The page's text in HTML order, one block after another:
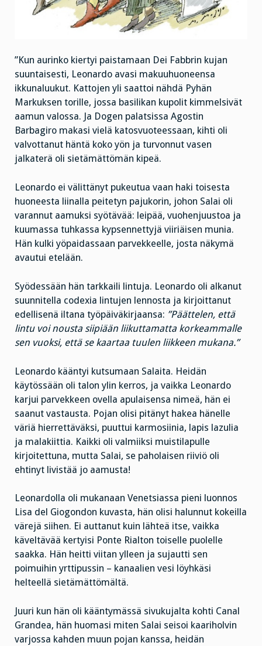
”Kun aurinko kiertyi paistamaan Dei Fabbrin kujan
suuntaisesti, Leonardo avasi makuuhuoneensa
ikkunaluukut. Kattojen yli saattoi nähdä Pyhän
Markuksen torille, jossa basilikan kupolit kimmelsivät
aamun valossa. Ja Dogen palatsissa Agostin
Barbagiro makasi vielä katosvuoteessaan, kihti oli
valvottanut häntä koko yön ja turvonnut vasen
jalkaterä oli sietämättömän kipeä.
Leonardo ei välittänyt pukeutua vaan haki toisesta
huoneesta liinalla peitetyn pajukorin, johon Salai oli
varannut aamuksi syötävää: leipää, vuohenjuustoa ja
kuumassa tuhkassa kypsennettyjä viiriäisen munia.
Hän kulki yöpaidassaan parvekkeelle, josta näkymä
avautui etelään.
Syödessään hän tarkkaili lintuja. Leonardo oli alkanut
suunnitella codexia lintujen lennosta ja kirjoittanut
edellisenä iltana työpäiväkirjaansa: ”Päättelen, että
lintu voi nousta siipiään liikuttamatta korkeammalle
sen vuoksi, että se kaartaa tuulen liikkeen mukana.”
Leonardo kääntyi kutsumaan Salaita. Heidän
käytössään oli talon ylin kerros, ja vaikka Leonardo
karjui parvekkeen ovella apulaisensa nimeä, hän ei
saanut vastausta. Pojan olisi pitänyt hakea hänelle
väriä hierrettäväksi, puuttui karmosiinia, lapis lazulia
ja malakiittia. Kaikki oli valmiiksi muistilapulle
kirjoitettuna, mutta Salai, se paholaisen riiviö oli
ehtinyt livistää jo aamusta!
Leonardolla oli mukanaan Venetsiassa pieni luonnos
Lisa del Giogondon kuvasta, hän olisi halunnut kokeilla
värejä siihen. Ei auttanut kuin lähteä itse, vaikka
käveltävää kertyisi Ponte Rialton toiselle puolelle
saakka. Hän heitti viitan ylleen ja sujautti sen
poimuihin yrttipussin – kanaalien vesi löyhkäsi
helteellä sietämättömältä.
Juuri kun hän oli kääntymässä sivukujalta kohti Canal
Grandea, hän huomasi miten Salai seisoi kaariholvin
varjossa kahden muun pojan kanssa, heidän